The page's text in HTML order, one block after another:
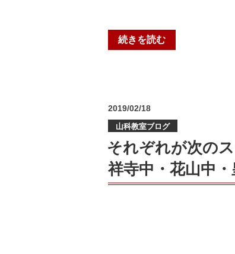
“勝
負
末
テ
ス
ト！！！！
＠
個
続きを読む
投
2019/02/18
山科教室ブログ
それぞれが次の
祥寺中・花山中・